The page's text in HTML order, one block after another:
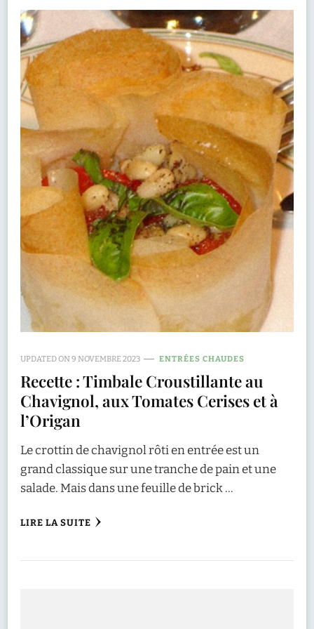
UPDATED ON9 NOVEMBRE 2023 ENTRÉES CHAUDES
Recette : Timbale Croustillante au
Chavignol, aux Tomates Cerises et à
l’Origan
Le crottin de chavignol rôti en entrée est un
grand classique sur une tranche de pain et une
salade. Mais dans une feuille de brick …
LIRE LA SUITE